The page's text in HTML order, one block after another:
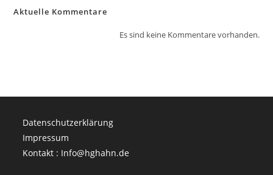
Aktuelle Kommentare
Es sind keine Kommentare vorhanden.
Datenschutzerklärung
Impressum
Kontakt : Info@hghahn.de